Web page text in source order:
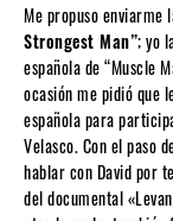
Me propuso enviarme
Strongest Man”; yo
española de “Muscle
ocasión me pidió que
española para
Velasco. Con el paso
hablar con David por
del documental